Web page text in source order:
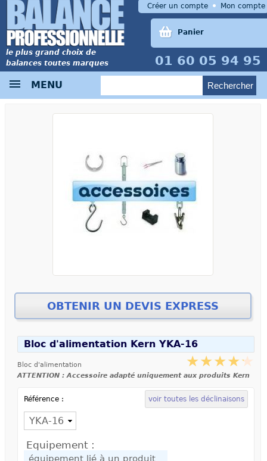
le plus grand choix de
balances toutes marques
01 60 05 94 95
Panier
Créer un compte Mon compte
MENU
Bloc d'alimentation Kern YKA-16
Bloc d'alimentation
ATTENTION : Accessoire adapté uniquement aux produits Kern
Référence : voir toutes les déclinaisons
Equipement :